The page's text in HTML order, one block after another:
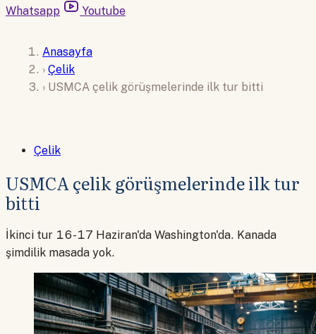
Whatsapp
Youtube
Anasayfa
› Çelik
› USMCA çelik görüşmelerinde ilk tur bitti
Çelik
USMCA çelik görüşmelerinde ilk tur
bitti
İkinci tur 16-17 Haziran'da Washington'da. Kanada
şimdilik masada yok.